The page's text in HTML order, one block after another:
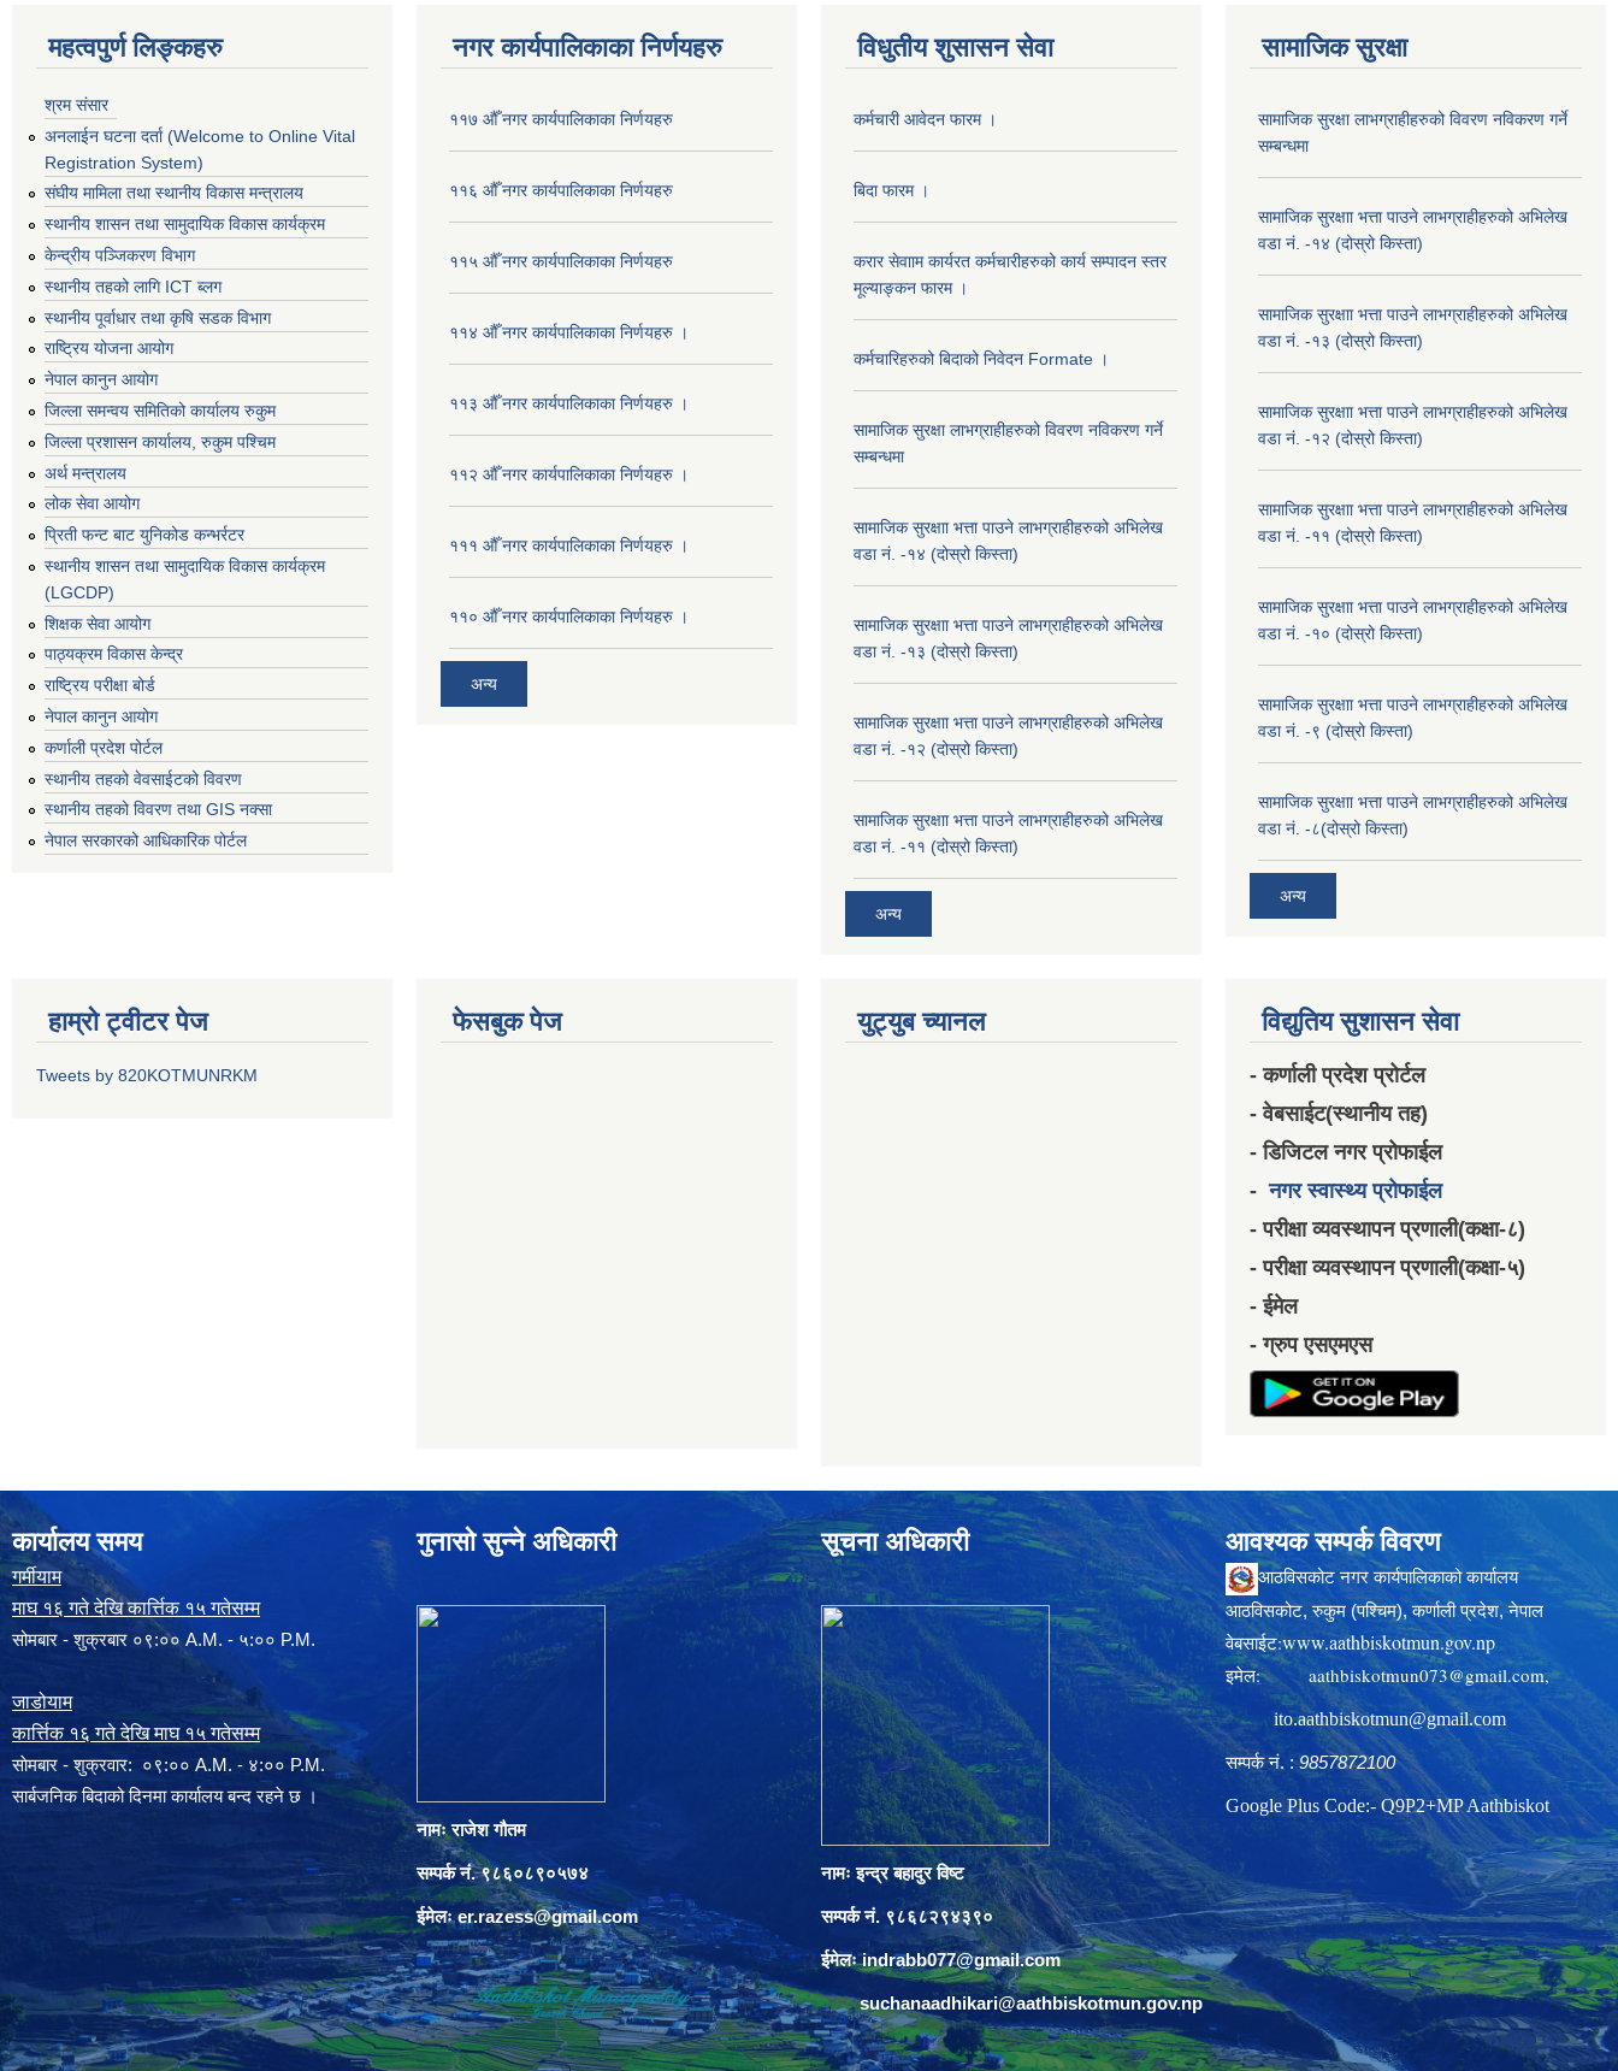
महत्वपुर्ण लिङ्कहरु
श्रम संसार
अनलाईन घटना दर्ता (Welcome to Online Vital
Registration System)
संघीय मामिला तथा स्थानीय विकास मन्त्रालय
स्थानीय शासन तथा सामुदायिक विकास कार्यक्रम
केन्द्रीय पञ्जिकरण विभाग
स्थानीय तहको लागि ICT ब्लग
स्थानीय पूर्वाधार तथा कृषि सडक विभाग
राष्ट्रिय योजना आयोग
नेपाल कानुन आयोग
जिल्ला समन्वय समितिको कार्यालय रुकुम
जिल्ला प्रशासन कार्यालय, रुकुम पश्चिम
अर्थ मन्त्रालय
लोक सेवा आयोग
प्रिती फन्ट बाट युनिकोड कन्भर्रटर
स्थानीय शासन तथा सामुदायिक विकास कार्यक्रम
(LGCDP)
शिक्षक सेवा आयोग
पाठ्यक्रम विकास केन्द्र
राष्ट्रिय परीक्षा बोर्ड
नेपाल कानुन आयोग
कर्णाली प्रदेश पोर्टल
स्थानीय तहको वेवसाईटको विवरण
स्थानीय तहको विवरण तथा GIS नक्सा
नेपाल सरकारको आधिकारिक पोर्टल
नगर कार्यपालिकाका निर्णयहरु
११७ औँ नगर कार्यपालिकाका निर्णयहरु
११६ औँ नगर कार्यपालिकाका निर्णयहरु
११५ औँ नगर कार्यपालिकाका निर्णयहरु
११४ औँ नगर कार्यपालिकाका निर्णयहरु ।
११३ औँ नगर कार्यपालिकाका निर्णयहरु ।
११२ औँ नगर कार्यपालिकाका निर्णयहरु ।
१११ औँ नगर कार्यपालिकाका निर्णयहरु ।
११० औँ नगर कार्यपालिकाका निर्णयहरु ।
अन्य
विधुतीय शुसासन सेवा
कर्मचारी आवेदन फारम ।
बिदा फारम ।
करार सेवााम कार्यरत कर्मचारीहरुको कार्य सम्पादन स्तर
मूल्याङ्कन फारम ।
कर्मचारिहरुको बिदाको निवेदन Formate ।
सामाजिक सुरक्षा लाभग्राहीहरुको विवरण नविकरण गर्ने
सम्बन्धमा
सामाजिक सुरक्षाा भत्ता पाउने लाभग्राहीहरुको अभिलेख
वडा नं. -१४ (दोस्रो किस्ता)
सामाजिक सुरक्षाा भत्ता पाउने लाभग्राहीहरुको अभिलेख
वडा नं. -१३ (दोस्रो किस्ता)
सामाजिक सुरक्षाा भत्ता पाउने लाभग्राहीहरुको अभिलेख
वडा नं. -१२ (दोस्रो किस्ता)
सामाजिक सुरक्षाा भत्ता पाउने लाभग्राहीहरुको अभिलेख
वडा नं. -११ (दोस्रो किस्ता)
अन्य
सामाजिक सुरक्षा
सामाजिक सुरक्षा लाभग्राहीहरुको विवरण नविकरण गर्ने
सम्बन्धमा
सामाजिक सुरक्षाा भत्ता पाउने लाभग्राहीहरुको अभिलेख
वडा नं. -१४ (दोस्रो किस्ता)
सामाजिक सुरक्षाा भत्ता पाउने लाभग्राहीहरुको अभिलेख
वडा नं. -१३ (दोस्रो किस्ता)
सामाजिक सुरक्षाा भत्ता पाउने लाभग्राहीहरुको अभिलेख
वडा नं. -१२ (दोस्रो किस्ता)
सामाजिक सुरक्षाा भत्ता पाउने लाभग्राहीहरुको अभिलेख
वडा नं. -११ (दोस्रो किस्ता)
सामाजिक सुरक्षाा भत्ता पाउने लाभग्राहीहरुको अभिलेख
वडा नं. -१० (दोस्रो किस्ता)
सामाजिक सुरक्षाा भत्ता पाउने लाभग्राहीहरुको अभिलेख
वडा नं. -९ (दोस्रो किस्ता)
सामाजिक सुरक्षाा भत्ता पाउने लाभग्राहीहरुको अभिलेख
वडा नं. -८(दोस्रो किस्ता)
अन्य
हाम्रो ट्वीटर पेज
Tweets by 820KOTMUNRKM
फेसबुक पेज युट्युब च्यानल विद्युतिय सुशासन सेवा
- कर्णाली प्रदेश प्रोर्टल
- वेबसाईट(स्थानीय तह)
- डिजिटल नगर प्रोफाईल
-नगर स्वास्थ्य प्रोफाईल
- परीक्षा व्यवस्थापन प्रणाली(कक्षा-८)
- परीक्षा व्यवस्थापन प्रणाली(कक्षा-५)
- ईमेल
- ग्रुप एसएमएस
कार्यालय समय
गर्मीयाम
माघ १६ गते देखि कार्त्तिक १५ गतेसम्म
सोमबार - शुक्रबार ०९:०० A.M. - ५:०० P.M.
जाडोयाम
कार्त्तिक १६ गते देखि माघ १५ गतेसम्म
साेमबार - शुक्रवार: ०९:०० A.M. - ४:०० P.M.
सार्बजनिक बिदाको दिनमा कार्यालय बन्द रहने छ ।
गुनासो सुन्ने अधिकारी
नामः राजेश गौतम
सम्पर्क नं. ९८६०८९०५७४
ईमेलःer.razess@gmail.com
सूचना अधिकारी
नामः इन्द्र बहादुर विष्ट
सम्पर्क नं. ९८६८२९४३९०
ईमेलःindrabb077@gmail.com
suchanaadhikari@aathbiskotmun.gov.np
आवश्यक सम्पर्क विवरण
आठविसकोट नगर कार्यपालिकाको कार्यालय
आठविसकोट, रुकुम (पश्चिम), कर्णाली प्रदेश, नेपाल
वेबसाईट:www.aathbiskotmun.gov.np
इमेल: aathbiskotmun073@gmail.com,
ito.aathbiskotmun@gmail.com
सम्पर्क नं. :9857872100
Google Plus Code:- Q9P2+MP Aathbiskot